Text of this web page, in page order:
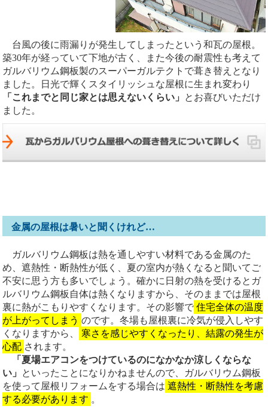
台風の後に雨漏りが発生してしまったという和瓦の屋根。
築30年が経っていて下地が古く、また今後の耐震性も考えて
ガルバリウム鋼板製のスーパーガルテクトで葺き替えとなり
ました。日光で輝くスタイリッシュな屋根に生まれ変わり
「これまでと同じ家とは思えないくらい」 とお喜びいただけ
ました。
金属の屋根は暑いと聞くけれど…
ガルバリウム鋼板は熱を通しやすい材料である金属のた
め、遮熱性・断熱性が低く、夏の室内が熱くなると聞いてご
不安に思う方も多いでしょう。確かに日射の熱を受けるとガ
ルバリウム鋼板自体は熱くなりますから、そのままでは屋根
裏に熱がこもりやすくなります。その影響で 住宅全体の温度
が上がってしまう のです。冬場も屋根裏に冷気が侵入しやす
くなりますから、
寒さを感じやすくなったり、結露の発生が
心配 されます。
「夏場エアコンをつけているのになかなか涼しくならな
い」 といったことになりかねませんので、ガルバリウム鋼板
を使って屋根リフォームをする場合は 遮熱性・断熱性を考慮
する必要があります 。